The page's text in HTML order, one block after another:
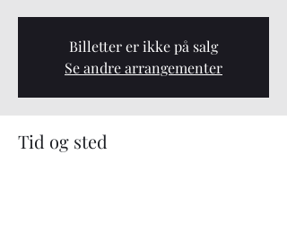
Billetter er ikke på salg
Se andre arrangementer
Tid og sted